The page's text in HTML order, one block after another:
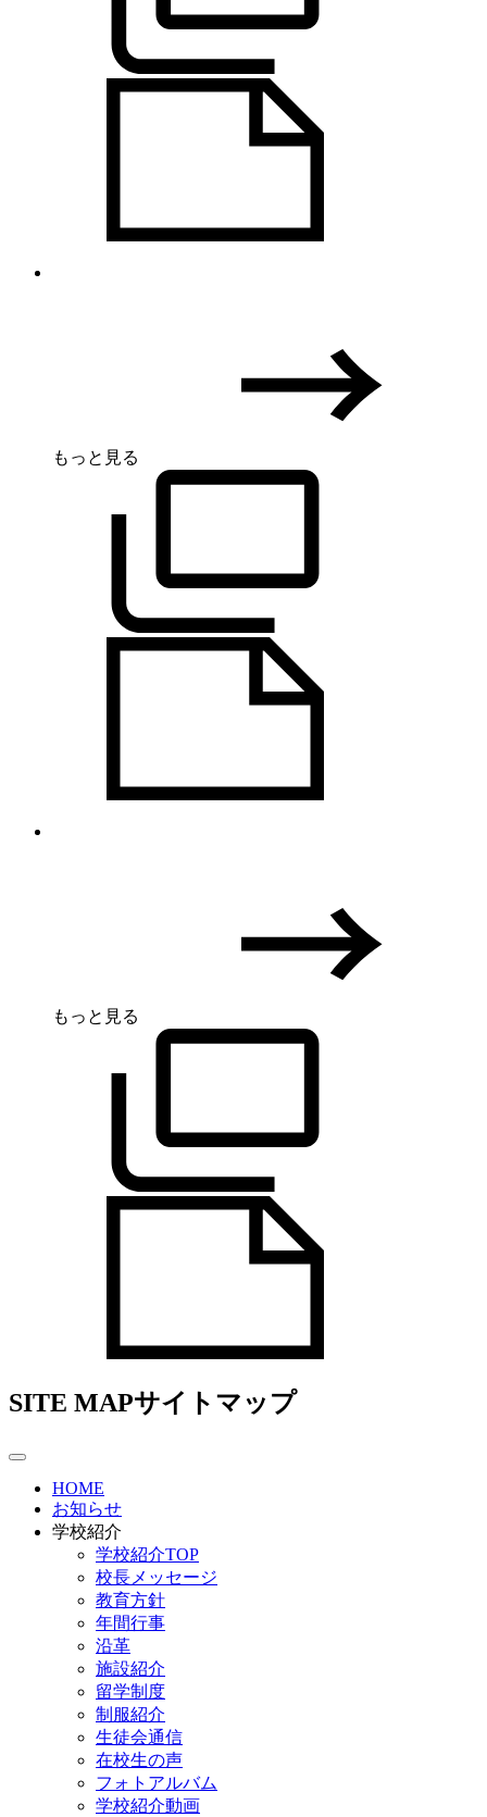
もっと見る
もっと見る
SITE MAPサイトマップ
HOME
お知らせ
学校紹介
学校紹介TOP
校長メッセージ
教育方針
年間行事
沿革
施設紹介
留学制度
制服紹介
生徒会通信
在校生の声
フォトアルバム
学校紹介動画